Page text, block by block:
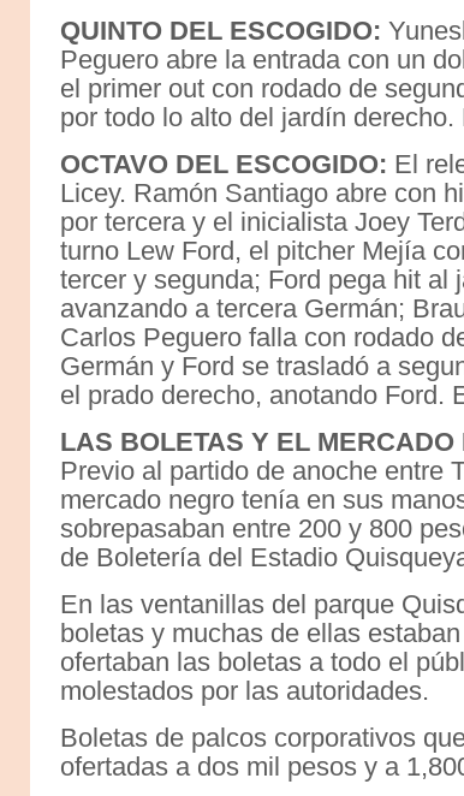
QUINTO DEL ESCOGIDO:
Peguero abre la entrada con un
el primer out con rodado de
por todo lo alto del jardín
OCTAVO DEL ESCOGIDO: El
Licey. Ramón Santiago abre con
por tercera y el inicialista Joey
turno Lew Ford, el pitcher Mejía
tercer y segunda; Ford pega hit
avanzando a tercera Germán;
Carlos Peguero falla con rodado
Germán y Ford se trasladó a
el prado derecho, anotando Ford.
LAS BOLETAS Y EL MERCADO
Previo al partido de anoche entre
mercado negro tenía en sus
sobrepasaban entre 200 y 800
de Boletería del Estadio
En las ventanillas del parque
boletas y muchas de ellas
ofertaban las boletas a todo el
molestados por las autoridades.
Boletas de palcos corporativos
ofertadas a dos mil pesos y a